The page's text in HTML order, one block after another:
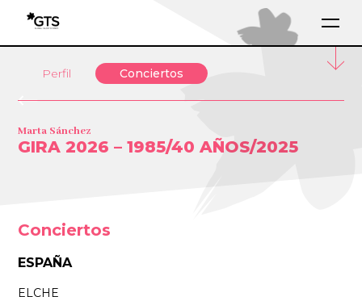
Perfil Conciertos
Marta Sánchez
GIRA 2026 – 1985/40 AÑOS/2025
Conciertos
ESPAÑA
ELCHE